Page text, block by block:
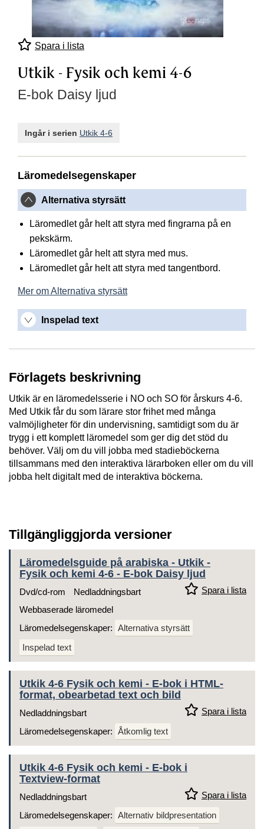
Spara i lista
Utkik - Fysik och kemi 4-6
E-bok Daisy ljud
Ingår i serien Utkik 4-6
Läromedelsegenskaper
Alternativa styrsätt
Läromedlet går helt att styra med fingrarna på en
pekskärm.
Läromedlet går helt att styra med mus.
Läromedlet går helt att styra med tangentbord.
Mer om Alternativa styrsätt
Inspelad text
Förlagets beskrivning
Utkik är en läromedelsserie i NO och SO för årskurs 4-6.
Med Utkik får du som lärare stor frihet med många
valmöjligheter för din undervisning, samtidigt som du är
trygg i ett komplett läromedel som ger dig det stöd du
behöver. Välj om du vill jobba med stadieböckerna
tillsammans med den interaktiva lärarboken eller om du vill
jobba helt digitalt med de interaktiva böckerna.
Tillgängliggjorda versioner
Läromedelsguide på arabiska - Utkik -
Fysik och kemi 4-6 - E-bok Daisy ljud
Spara i lista
Dvd/cd-rom
Nedladdningsbart
Webbaserade läromedel
Läromedelsegenskaper: Alternativa styrsätt
Inspelad text
Utkik 4-6 Fysik och kemi - E-bok i HTML-
format, obearbetad text och bild
Spara i lista
Nedladdningsbart
Läromedelsegenskaper: Åtkomlig text
Utkik 4-6 Fysik och kemi - E-bok i
Textview-format
Spara i lista
Nedladdningsbart
Läromedelsegenskaper: Alternativ bildpresentation